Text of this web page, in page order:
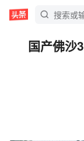
国产佛沙